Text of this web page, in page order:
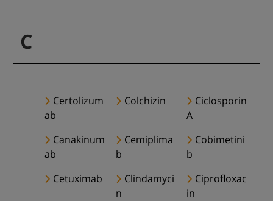
C
Certolizum
ab
Colchizin
Ciclosporin
A
Canakinum
ab
Cemiplima
b
Cobimetini
b
Cetuximab
Clindamyci
n
Ciprofloxac
in